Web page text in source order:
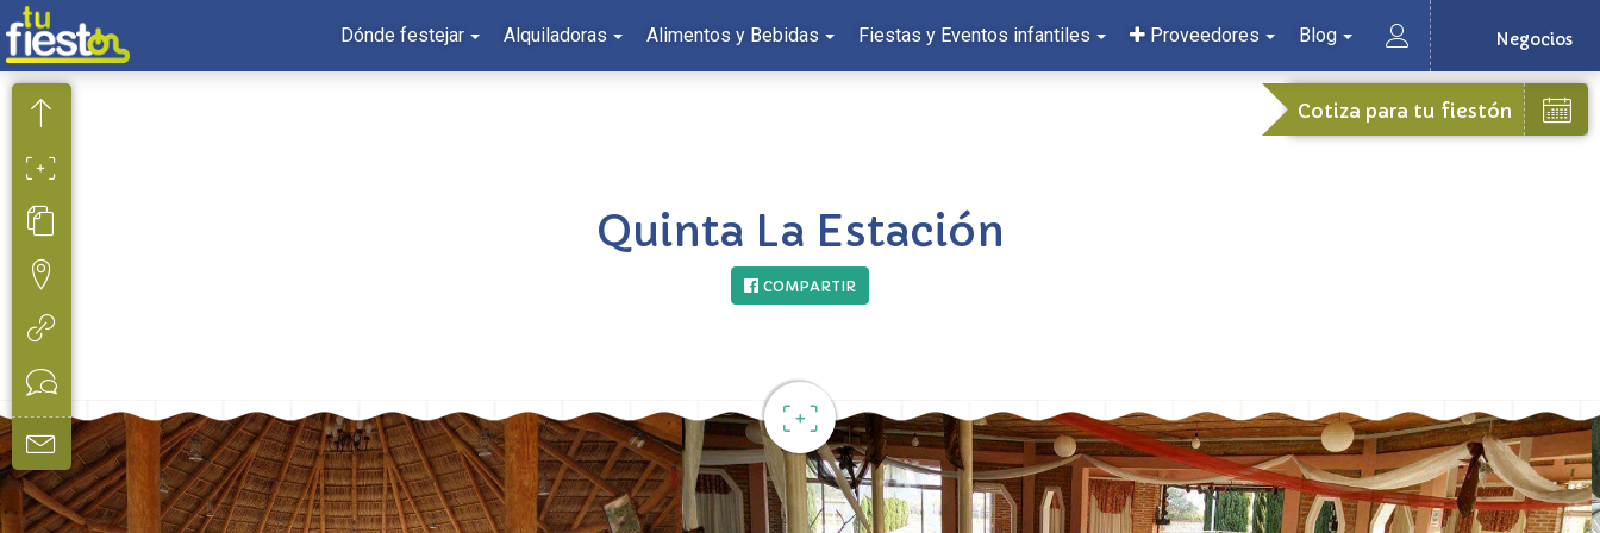
Negocios
Dónde festejar Alquiladoras Alimentos y Bebidas Fiestas y Eventos infantiles Proveedores Blog
Cotiza para tu fiestón
Quinta La Estación
COMPARTIR